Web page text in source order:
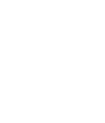
לקבוצות בנות